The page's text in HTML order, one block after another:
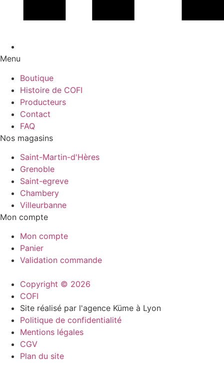
Menu
Boutique
Histoire de COFI
Producteurs
Contact
FAQ
Nos magasins
Saint-Martin-d'Hères
Grenoble
Saint-egreve
Chambery
Villeurbanne
Mon compte
Mon compte
Panier
Validation commande
Copyright © 2026
COFI
Site réalisé par l'agence Küme à Lyon
Politique de confidentialité
Mentions légales
CGV
Plan du site